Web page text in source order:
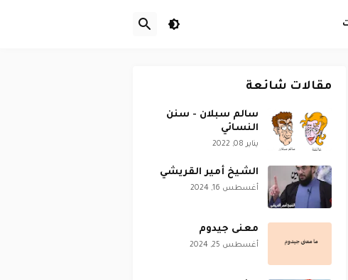
مقالات شائعة
سالم سبلان - سنن
النسائي
يناير 08, 2022
الشيخ أمير القريشي
أغسطس 16, 2024
معنى جيدوم
أغسطس 25, 2024